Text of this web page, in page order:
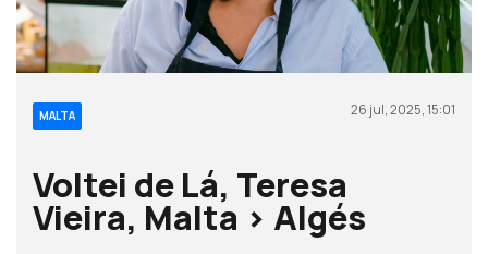
MALTA 26 jul, 2025, 15:01
Voltei de Lá, Teresa
Vieira, Malta > Algés